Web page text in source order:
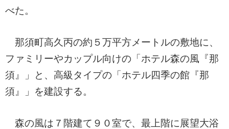
べた。
那須町高久丙の約５万平方メートルの敷地に、
ファミリーやカップル向けの「ホテル森の風『那
須』」と、高級タイプの「ホテル四季の館『那
須』」を建設する。
森の風は７階建て９０室で、最上階に展望大浴